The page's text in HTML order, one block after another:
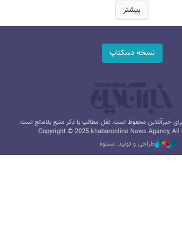
بیشتر
نسخه دسکتاپ
خبرآنلاین محفوظ است. نقل مطالب با ذکر منبع بلامانع است.
Copyright © 2025 khabaronline News Agancy,
طراحی و تولید: نستوه